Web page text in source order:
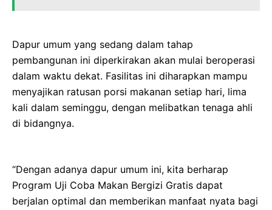
Dapur umum yang sedang dalam tahap
pembangunan ini diperkirakan akan mulai beroperasi
dalam waktu dekat. Fasilitas ini diharapkan mampu
menyajikan ratusan porsi makanan setiap hari, lima
kali dalam seminggu, dengan melibatkan tenaga ahli
di bidangnya.
“Dengan adanya dapur umum ini, kita berharap
Program Uji Coba Makan Bergizi Gratis dapat
berjalan optimal dan memberikan manfaat nyata bagi